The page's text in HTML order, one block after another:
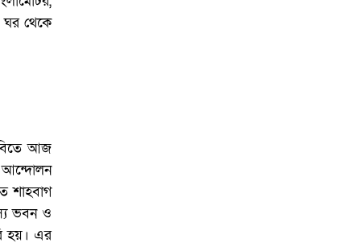
ঘর থেকে
আজ
আন্দোলন
শাহবাগ
ভবন ও
হয়। এর